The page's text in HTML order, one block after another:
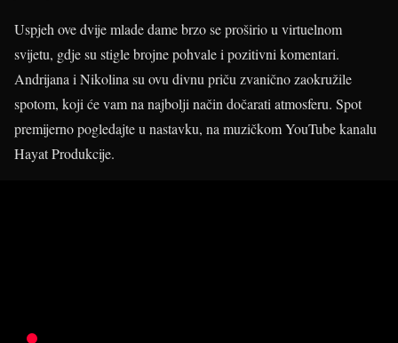
Uspjeh ove dvije mlade dame brzo se proširio u virtuelnom
svijetu, gdje su stigle brojne pohvale i pozitivni komentari.
Andrijana i Nikolina su ovu divnu priču zvanično zaokružile
spotom, koji će vam na najbolji način dočarati atmosferu. Spot
premijerno pogledajte u nastavku, na muzičkom YouTube kanalu
Hayat Produkcije.